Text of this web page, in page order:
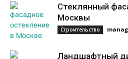
Стеклянный
Москвы
Строительство
Ландшафтный